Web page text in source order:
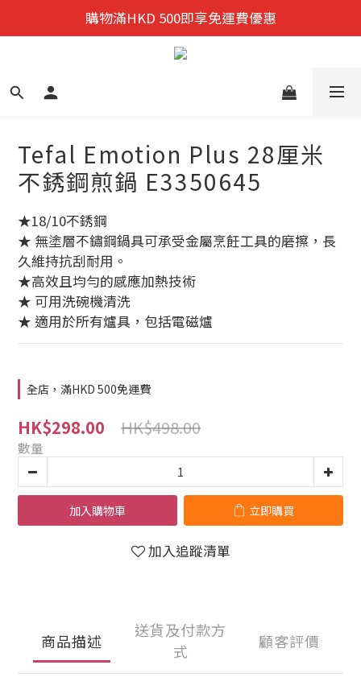
迎新禮遇:  新會員首次購物 尊享全單9折優惠!
購物滿HKD 500即享免運費優惠
迎新禮遇:  新會員首次購物 尊享全單9折優惠!
Tefal Emotion Plus 28厘米
不銹鋼煎鍋 E3350645
★18/10不銹鋼
★ 無塗層不鏽鋼鍋具可承受金屬烹飪工具的磨擦，長
久維持抗刮耐用。
★高效且均勻的感應加熱技術
★ 可用洗碗機清洗
★ 適用於所有爐具，包括電磁爐
全店，滿HKD 500免運費
HK$298.00 HK$498.00
數量
加入購物車 立即購買
加入追蹤清單
商品描述
送貨及付款方
式
顧客評價